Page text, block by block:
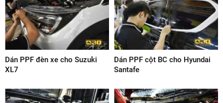
Dán PPF đèn xe cho Suzuki
XL7
Dán PPF cột BC cho Hyundai
Santafe